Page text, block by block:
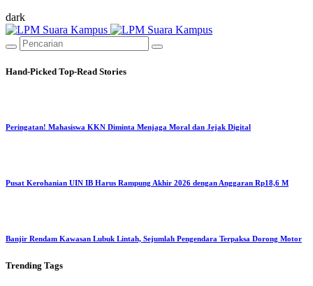
dark
Hand-Picked Top-Read Stories
Peringatan! Mahasiswa KKN Diminta Menjaga Moral dan Jejak Digital
Pusat Kerohanian UIN IB Harus Rampung Akhir 2026 dengan Anggaran Rp18,6 M
Banjir Rendam Kawasan Lubuk Lintah, Sejumlah Pengendara Terpaksa Dorong Motor
Trending Tags